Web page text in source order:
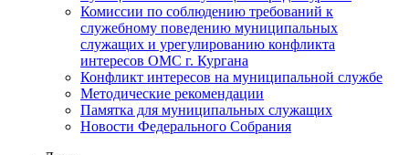
Комиссии по соблюдению требований к
служебному поведению муниципальных
служащих и урегулированию конфликта
интересов ОМС г. Кургана
Конфликт интересов на муниципальной службе
Методические рекомендации
Памятка для муниципальных служащих
Новости Федерального Cобрания